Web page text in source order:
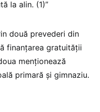
la alin. (1)”
două prevederi din
finanțarea gratuității
menționează
primară și gimnaziu.